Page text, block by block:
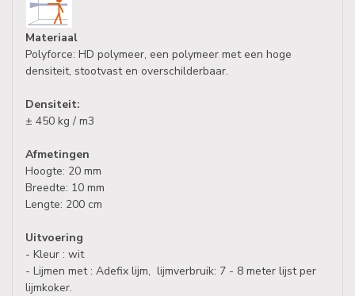
Materiaal
Polyforce: HD polymeer, een polymeer met een hoge
densiteit, stootvast en overschilderbaar.
Densiteit:
± 450 kg / m3
Afmetingen
Hoogte: 20 mm
Breedte: 10 mm
Lengte: 200 cm
Uitvoering
- Kleur : wit
- Lijmen met : Adefix lijm, lijmverbruik: 7 - 8 meter lijst per
lijmkoker.